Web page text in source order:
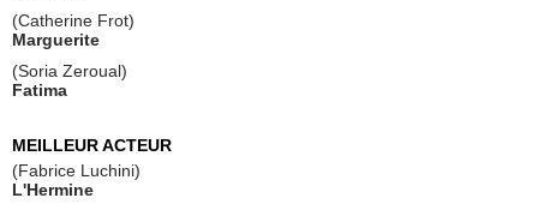
(Catherine Frot)
Marguerite
(Soria Zeroual)
Fatima
MEILLEUR ACTEUR
(Fabrice Luchini)
L'Hermine